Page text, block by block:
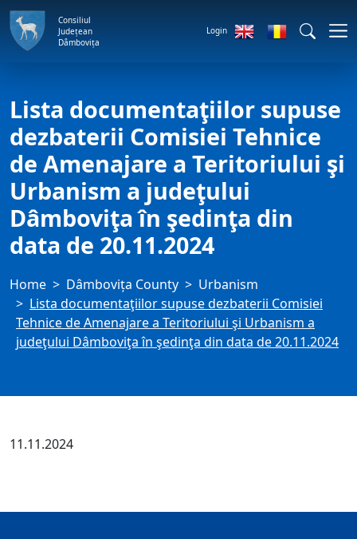
Consiliul
Județean
Dâmbovița
Login
Lista documentaţiilor supuse
dezbaterii Comisiei Tehnice
de Amenajare a Teritoriului şi
Urbanism a judeţului
Dâmboviţa în şedinţa din
data de 20.11.2024
Home Dâmbovița County
Urbanism
Lista documentaţiilor supuse dezbaterii Comisiei
Tehnice de Amenajare a Teritoriului şi Urbanism a
judeţului Dâmboviţa în şedinţa din data de 20.11.2024
11.11.2024